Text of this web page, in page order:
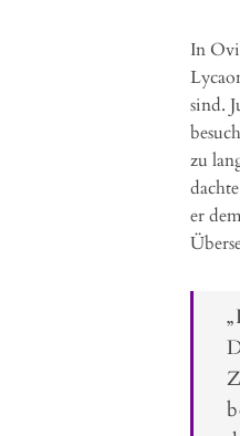
In
sind.
zu
er